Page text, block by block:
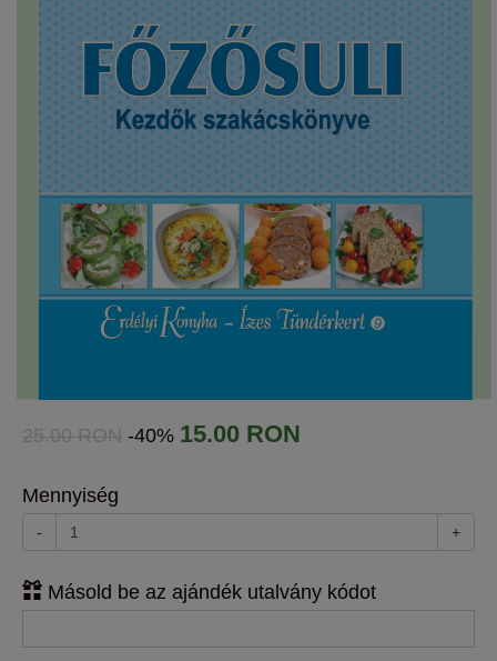
25.00 RON -40% 15.00 RON
Mennyiség
- +
Másold be az ajándék utalvány kódot